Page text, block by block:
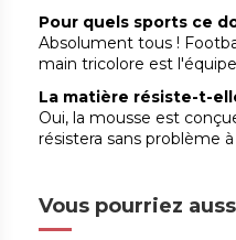
Pour quels sports ce
Absolument tous !
main tricolore est
La matière résiste-t-
Oui, la mousse est
résistera sans problème
Vous pourriez